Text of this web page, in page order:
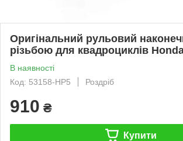
Оригінальний рульовий
різьбою для квадроциклів
В наявності
Код: 53158-HP5
Роздріб
910 ₴
Купити